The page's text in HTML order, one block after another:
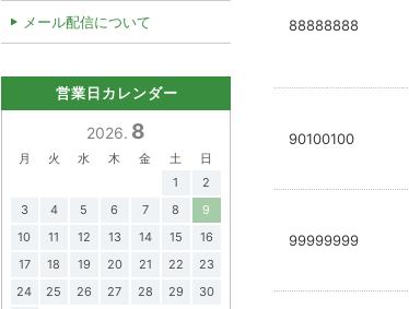
88888888
90100100
99999999
メール配信について
営業日カレンダー
2026. 8
月 火 水 木 金 土
日
1
2
3
4 5 6 7 8
9
10
11 12 13 14 15
16
17
18 19 20 21 22
23
24
25 26 27 28 29
30